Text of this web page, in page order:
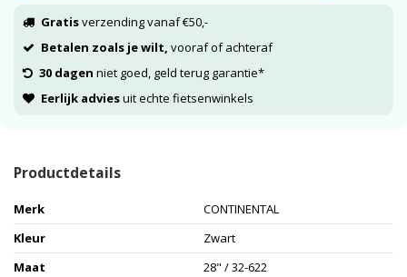
Gratisverzending vanaf €50,-
Betalen zoals je wilt, vooraf of achteraf
30 dagen niet goed, geld terug garantie*
Eerlijk adviesuit echte fietsenwinkels
Productdetails
Merk
CONTINENTAL
Kleur
Zwart
Maat
28" / 32-622